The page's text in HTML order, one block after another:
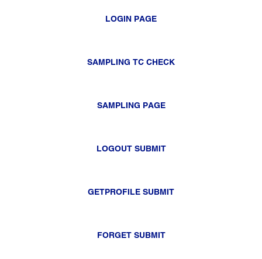
LOGIN PAGE
SAMPLING TC CHECK
SAMPLING PAGE
LOGOUT SUBMIT
GETPROFILE SUBMIT
FORGET SUBMIT